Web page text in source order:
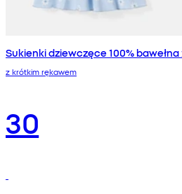
Sukienki dziewczęce 100%
z krótkim rękawem
30